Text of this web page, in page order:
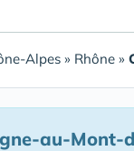
Alpes » Rhône »
au-Mont-